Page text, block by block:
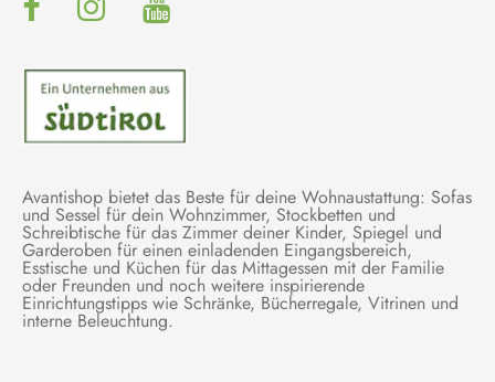
Avantishop bietet das Beste für deine Wohnaustattung: Sofas
und Sessel für dein Wohnzimmer, Stockbetten und
Schreibtische für das Zimmer deiner Kinder, Spiegel und
Garderoben für einen einladenden Eingangsbereich,
Esstische und Küchen für das Mittagessen mit der Familie
oder Freunden und noch weitere inspirierende
Einrichtungstipps wie Schränke, Bücherregale, Vitrinen und
interne Beleuchtung.